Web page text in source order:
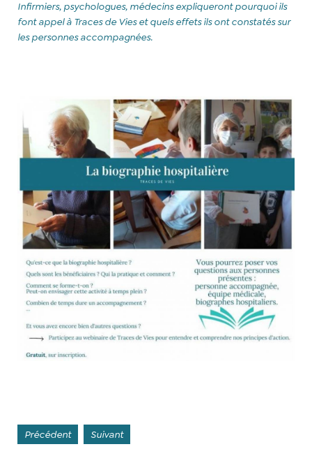
Infirmiers, psychologues, médecins expliqueront pourquoi ils
font appel à Traces de Vies et quels effets ils ont constatés sur
les personnes accompagnées.
Précédent Suivant